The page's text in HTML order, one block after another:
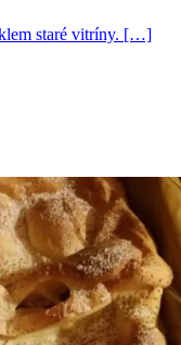
staré vitríny. […]